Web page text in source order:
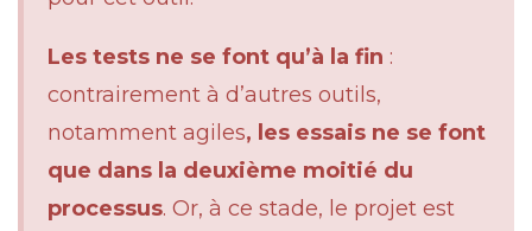
Les tests ne se font qu’à la fin :
contrairement à d’autres outils,
notamment agiles, les essais ne se font
que dans la deuxième moitié du
processus. Or, à ce stade, le projet est